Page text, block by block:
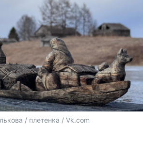
/ плетенка / Vk.com